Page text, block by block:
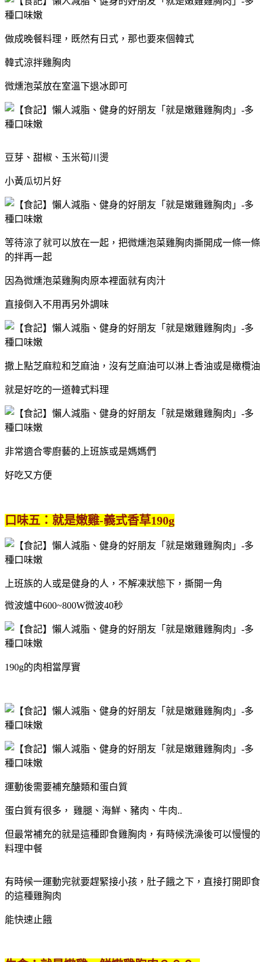
做成晚餐料理，既然有日式，那也要來個韓式
韓式涼拌雞胸肉
微燻泡菜放在室溫下退冰即可
豆芽、甜椒、玉米筍川燙
小黃瓜切片好
等待涼了就可以放在一起，把微燻泡菜雞胸肉撕開成一條一條
的拌再一起
因為微燻泡菜雞胸肉原本裡面就有肉汁
直接倒入不用再另外調味
撒上點芝麻粒和芝麻油，沒有芝麻油可以淋上香油或是橄欖油
就是好吃的一道韓式料理
非常適合零廚藝的上班族或是媽媽們
好吃又方便
口味五：就是嫩雞-義式香草190g
上班族的人或是健身的人， 不解凍狀態下，撕開一角
微波爐中600~800W微波40秒
190g的肉相當厚實
運動後需要補充醣類和蛋白質
蛋白質有很多， 雞腿、海鮮、豬肉、牛肉..
但最常補充的就是這種即食雞胸肉，有時候洗澡後可以慢慢的
料理中餐
有時候一運動完就要趕緊接小孩，肚子餓之下，直接打開即食
的這種雞胸肉
能快速止餓